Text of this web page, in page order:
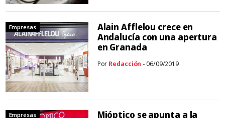
Empresas
Alain Afflelou crece en
Andalucía con una apertura
en Granada
Por Redacción - 06/09/2019
Empresas
Mióptico se apunta a la